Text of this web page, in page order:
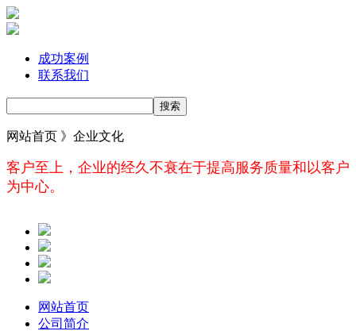
成功案例
联系我们
网站首页 》 企业文化
客户至上，企业的经久不衰在于提高服务质量和以客户
为中心。
网站首页
公司简介